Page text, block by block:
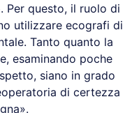
Per questo, il ruolo di
utilizzare ecografi di
Tanto quanto la
esaminando poche
siano in grado
di certezza